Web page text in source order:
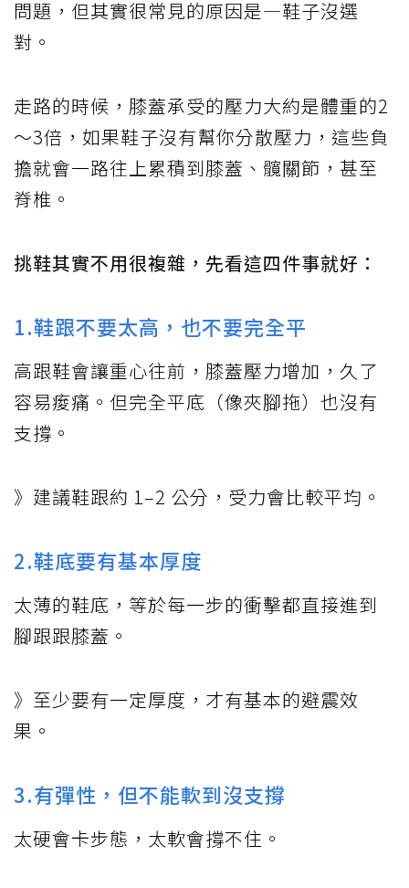
問題，但其實很常見的原因是—鞋子沒選
對。
走路的時候，膝蓋承受的壓力大約是體重的2
～3倍，如果鞋子沒有幫你分散壓力，這些負
擔就會一路往上累積到膝蓋、髖關節，甚至
脊椎。
挑鞋其實不用很複雜，先看這四件事就好：
1.鞋跟不要太高，也不要完全平
高跟鞋會讓重心往前，膝蓋壓力增加，久了
容易痠痛。但完全平底（像夾腳拖）也沒有
支撐。
》建議鞋跟約 1–2 公分，受力會比較平均。
2.鞋底要有基本厚度
太薄的鞋底，等於每一步的衝擊都直接進到
腳跟跟膝蓋。
》至少要有一定厚度，才有基本的避震效
果。
3.有彈性，但不能軟到沒支撐
太硬會卡步態，太軟會撐不住。